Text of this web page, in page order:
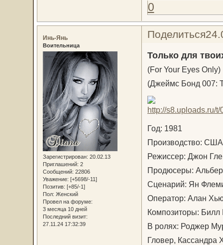
0
Поделиться
Инь-Янь
Воительница
Зарегистрирован: 20.02.13
Приглашений: 2
Сообщений: 22806
Уважение: [+5698/-11]
Позитив: [+85/-1]
Пол: Женский
Провел на форуме:
3 месяца 10 дней
Последний визит:
27.11.24 17:32:39
Только для
(For Your Eyes Only)
(Джеймс Бонд 007:
Год: 1981
Производство:
Режиссер: Джон
Продюсеры:
Сценарий: Ян
Оператор: Алан
Композиторы:
В ролях: Роджер
Гловер, Кассандра